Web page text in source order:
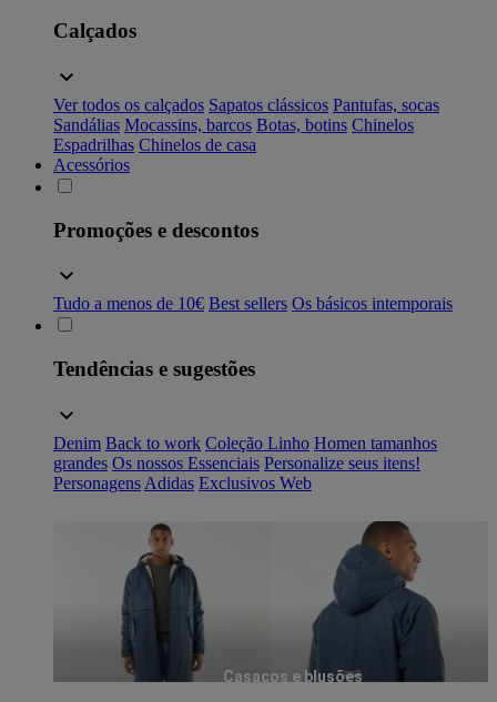
Calçados
Ver todos os calçados Sapatos clássicos Pantufas, socas
Sandálias Mocassins, barcos Botas, botins Chinelos
Espadrilhas Chinelos de casa
Acessórios
Promoções e descontos
Tudo a menos de 10€ Best sellers Os básicos intemporais
Tendências e sugestões
Denim Back to work Coleção Linho Homen tamanhos
grandes Os nossos Essenciais Personalize seus itens!
Personagens Adidas Exclusivos Web
Casacos e blusões